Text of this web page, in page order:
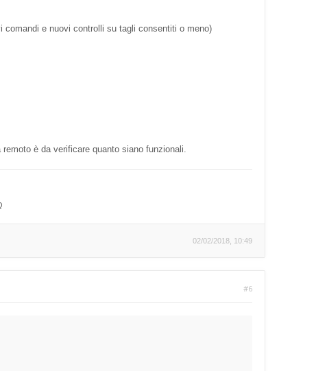
e nuovi controlli su tagli consentiti o meno)
è da verificare quanto siano funzionali.
02/02/2018, 10:49
#6